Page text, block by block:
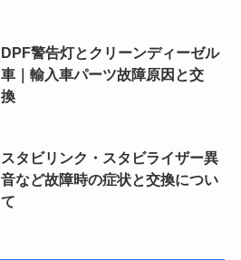
DPF警告灯とクリーンディーゼル
車｜輸入車パーツ故障原因と交
換
スタビリンク・スタビライザー異
音など故障時の症状と交換につい
て